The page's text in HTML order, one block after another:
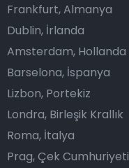
Frankfurt, Almanya
Dublin, İrlanda
Amsterdam, Hollanda
Barselona, İspanya
Lizbon, Portekiz
Londra, Birleşik Krallık
Roma, İtalya
Prag, Çek Cumhuriyeti